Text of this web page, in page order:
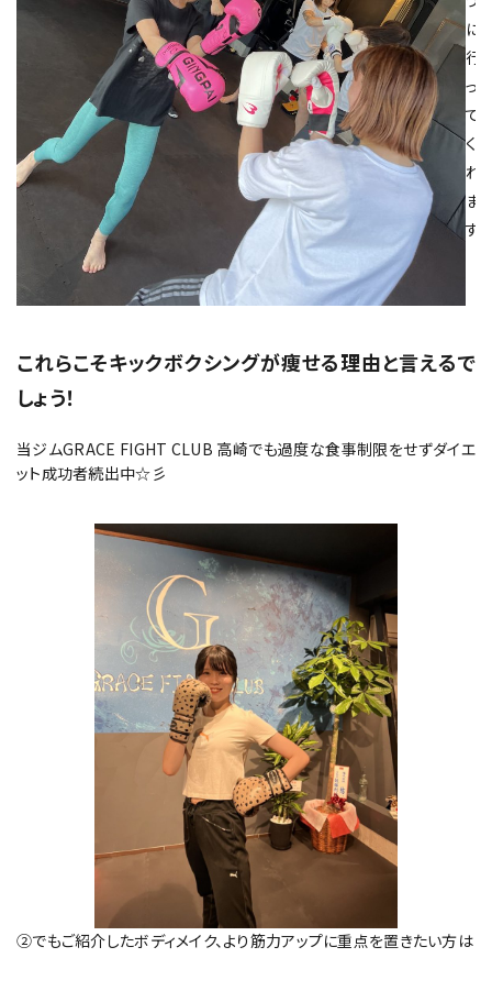
に
行
っ
て
く
れ
ま
す。
これらこそキックボクシングが痩せる理由と言えるで
しょう！
当ジムGRACE FIGHT CLUB 高崎でも過度な食事制限をせずダイエ
ット成功者続出中☆彡
②でもご紹介したボディメイク、より筋力アップに重点を置きたい方は